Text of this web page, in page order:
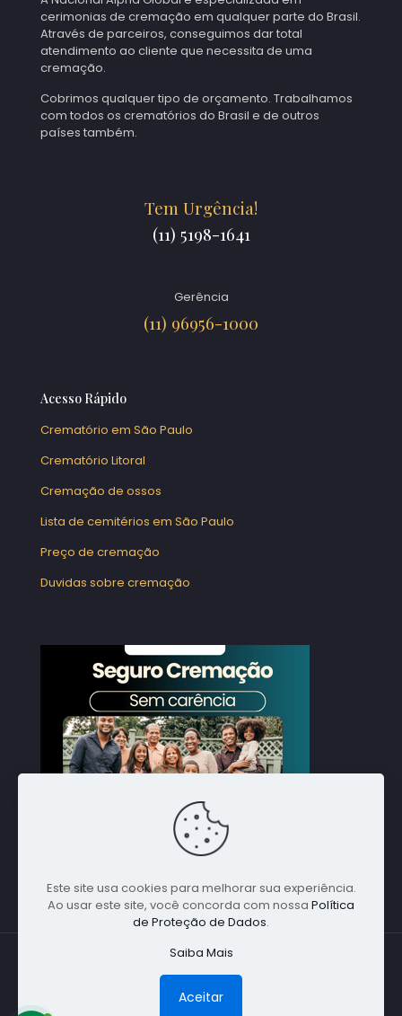
cerimonias de cremação em qualquer parte do Brasil.
Através de parceiros, conseguimos dar total
atendimento ao cliente que necessita de uma
cremação.
Cobrimos qualquer tipo de orçamento. Trabalhamos
com todos os crematórios do Brasil e de outros
países também.
Tem Urgência!
(11) 5198-1641
Gerência
(11) 96956-1000
Acesso Rápido
Crematório em São Paulo
Crematório Litoral
Cremação de ossos
Lista de cemitérios em São Paulo
Preço de cremação
Duvidas sobre cremação
Qualquer Parte do Brasil - (11) 5198-1641 -
Este site usa cookies para melhorar sua experiência.
Ao usar este site, você concorda com nossa Política
de Proteção de Dados.
Saiba Mais
Aceitar